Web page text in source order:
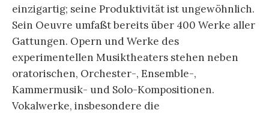
einzigartig; seine Produktivität ist ungewöhnlich.
Sein Oeuvre umfaßt bereits über 400 Werke aller
Gattungen. Opern und Werke des
experimentellen Musiktheaters stehen neben
oratorischen, Orchester-, Ensemble-,
Kammermusik- und Solo-Kompositionen.
Vokalwerke, insbesondere die